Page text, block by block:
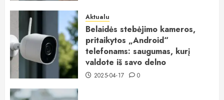
Aktualu
Belaidės stebėjimo kameros,
pritaikytos „Android“
telefonams: saugumas, kurį
valdote iš savo delno
2025-04-17 0